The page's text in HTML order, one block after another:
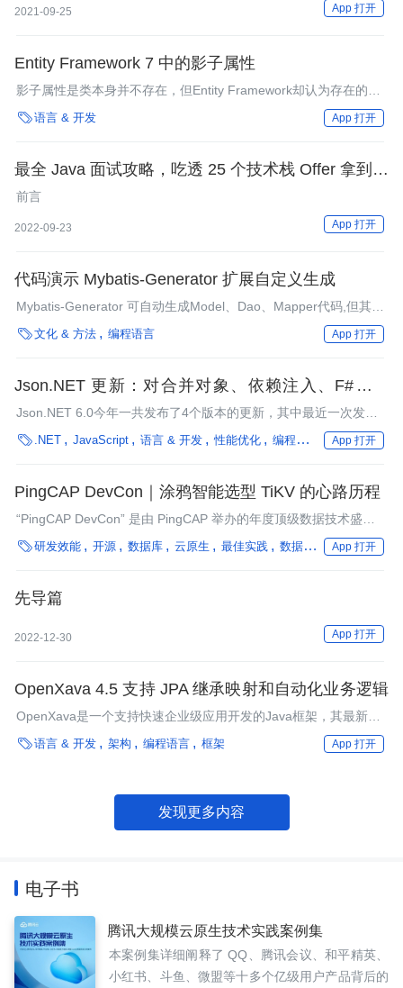
2021-09-25 App 打开
Entity Framework 7 中的影子属性
影子属性是类本身并不存在，但Entity Framework却认为存在的字
段。它们能够参与查询、创建／更新操作和数据库迁移。
语言 & 开发 App 打开
最全 Java 面试攻略，吃透 25 个技术栈 Offer 拿到手
软
前言
2022-09-23 App 打开
代码演示 Mybatis-Generator 扩展自定义生成
Mybatis-Generator 可自动生成Model、Dao、Mapper代码,但其自
带生成的代码存在以下问题：
文化 & 方法 编程语言 App 打开
Json.NET 更新：对合并对象、依赖注入、F#以及
JSONPath 的支持
Json.NET 6.0今年一共发布了4个版本的更新，其中最近一次发生
在上周。经过这几次更新，加入了一些新的特性，包括一些F#专有
的特性，对JSONPath查询的支持，与依赖注入框架的集成，支持
 .NET JavaScript 语言 & 开发 性能优化 编程语言 框架 企业
App 打开
PingCAP DevCon｜涂鸦智能选型 TiKV 的心路历程
“PingCAP DevCon” 是由 PingCAP 举办的年度顶级数据技术盛
会，大会已连续举办三年，成为观测开源产业、数据库前瞻趋势的
风向标。
研发效能 开源 数据库 云原生 最佳实践 数据处理 管理/文化
App 打开
先导篇
2022-12-30 App 打开
OpenXava 4.5 支持 JPA 继承映射和自动化业务逻辑
OpenXava是一个支持快速企业级应用开发的Java框架，其最新版
本支持所有的JPA继承映射策略和自动化业务逻辑（Automated
Business Logic，ABL）库。OpenXava 4.5版本已于7月份发布。
语言 & 开发 架构 编程语言 框架 App 打开
发现更多内容
电子书
腾讯大规模云原生技术实践案例集
本案例集详细阐释了 QQ、腾讯会议、和平精英、
小红书、斗鱼、微盟等十多个亿级用户产品背后的